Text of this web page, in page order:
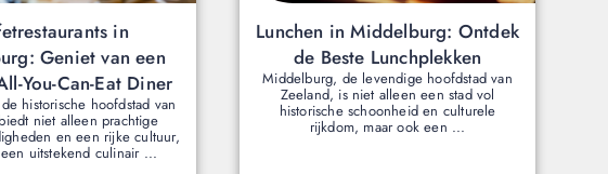
in
Geniet van een
You-Can-Eat Diner
historische hoofdstad van
niet alleen prachtige
en een rijke cultuur,
uitstekend culinair ...
Lunchen in Middelburg: Ontdek
de Beste Lunchplekken
Middelburg, de levendige hoofdstad van
Zeeland, is niet alleen een stad vol
historische schoonheid en culturele
rijkdom, maar ook een ...